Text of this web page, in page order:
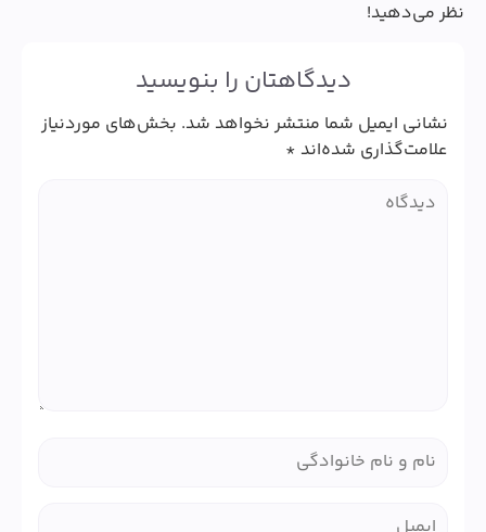
نظر می‌دهید!
دیدگاهتان را بنویسید
نشانی ایمیل شما منتشر نخواهد شد. بخش‌های موردنیاز
علامت‌گذاری شده‌اند *